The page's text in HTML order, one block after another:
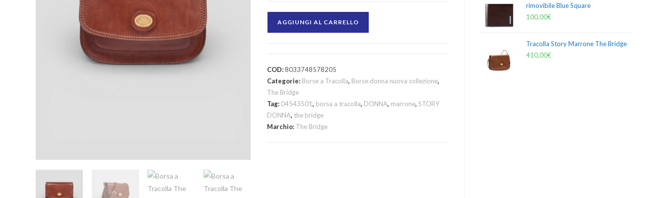
AGGIUNGI AL CARRELLO
COD:8033748578205
Categorie: Borse a Tracolla, Borse donna nuova collezione,
The Bridge
Tag: 04543501, borsa a tracolla, DONNA, marrone,STORY
DONNA, the bridge
Marchio: The Bridge
rimovibile Blue Square
100,00€
Tracolla Story Marrone The Bridge
410,00€